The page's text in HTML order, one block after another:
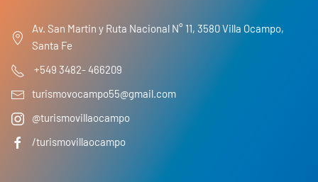
Av. San Martin y Ruta Nacional N° 11, 3580 Villa Ocampo,
Santa Fe
+549 3482- 466209
turismovocampo55@gmail.com
@turismovillaocampo
/turismovillaocampo